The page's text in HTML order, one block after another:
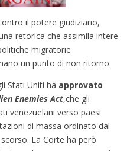
il potere giudiziario,
retorica che assimila intere
migratorie
un punto di non ritorno.
Stati Uniti ha approvato
Enemies Act,che gli
venezuelani verso paesi
di massa ordinato dal
La Corte ha però